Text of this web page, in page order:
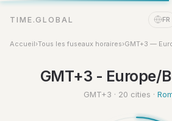
TIME.GLOBAL FR
Accueil›Tous les fuseaux horaires›GMT+3 —
GMT+3 - Europe/
GMT+3 · 20 cities ·
Assistant Temps